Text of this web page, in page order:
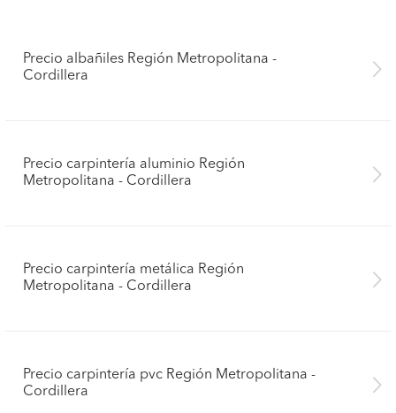
Precio albañiles Región Metropolitana -
Cordillera
Precio carpintería aluminio Región
Metropolitana - Cordillera
Precio carpintería metálica Región
Metropolitana - Cordillera
Precio carpintería pvc Región Metropolitana -
Cordillera